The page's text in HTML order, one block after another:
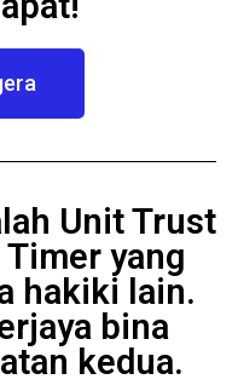
Unit Trust
yang
hakiki lain.
bina
kedua.